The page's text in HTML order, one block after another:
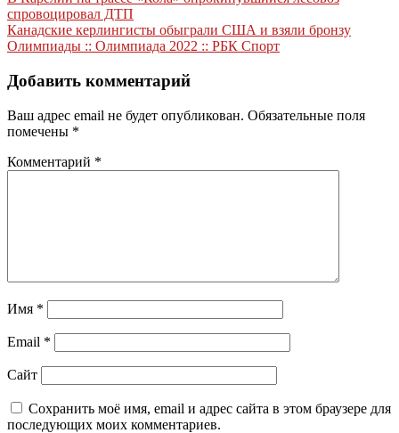
по
записям
спровоцировал ДТП
Канадские керлингисты обыграли США и взяли бронзу
Олимпиады :: Олимпиада 2022 :: РБК Спорт
Добавить комментарий
Ваш адрес email не будет опубликован. Обязательные поля
помечены *
Комментарий *
Имя *
Email *
Сайт
Сохранить моё имя, email и адрес сайта в этом браузере для
последующих моих комментариев.